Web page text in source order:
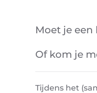
Moet je
Of kom je
Tijdens het